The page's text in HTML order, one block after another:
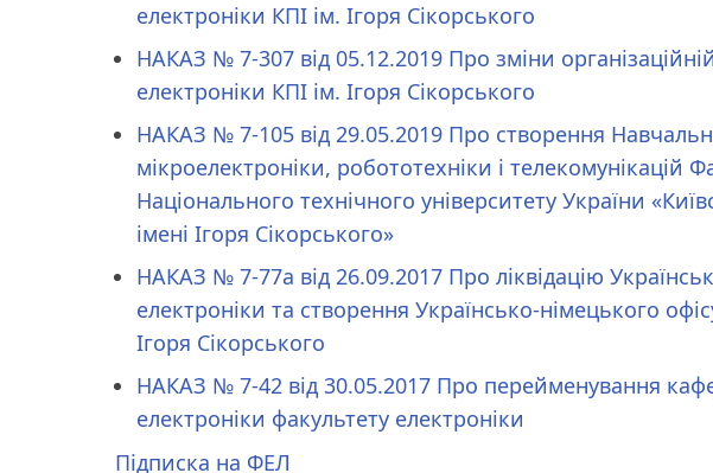
електроніки КПІ ім. Ігоря Сікорського
НАКАЗ № 7-307 від 05.12.2019 Про зміни
електроніки КПІ ім. Ігоря Сікорського
НАКАЗ № 7-105 від 29.05.2019 Про створення
мікроелектроніки, робототехніки і телекомунікацій
Національного технічного університету України
імені Ігоря Сікорського»
НАКАЗ № 7-77a від 26.09.2017 Про ліквідацію
електроніки та створення Українсько-німецького
Ігоря Сікорського
НАКАЗ № 7-42 від 30.05.2017 Про перейменування
електроніки факультету електроніки
Підписка на ФЕЛ